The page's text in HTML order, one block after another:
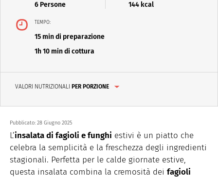
6 Persone 144 kcal
TEMPO:
15 min di preparazione
1h 10 min di cottura
VALORI NUTRIZIONALI PER PORZIONE
Pubblicato: 28 Giugno 2025
L’insalata di fagioli e funghi estivi è un piatto che
celebra la semplicità e la freschezza degli ingredienti
stagionali. Perfetta per le calde giornate estive,
questa insalata combina la cremosità dei fagioli